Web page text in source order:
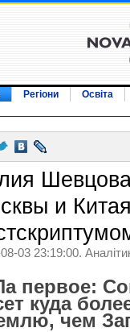
Регіони
Освіта
и
03 23:19:00.
первое:
куда
чем